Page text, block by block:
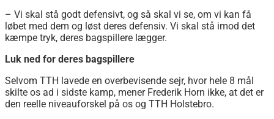
– Vi skal stå godt defensivt, og så skal vi se, om vi kan få
løbet med dem og løst deres defensiv. Vi skal stå imod det
kæmpe tryk, deres bagspillere lægger.
Luk ned for deres bagspillere
Selvom TTH lavede en overbevisende sejr, hvor hele 8 mål
skilte os ad i sidste kamp, mener Frederik Horn ikke, at det er
den reelle niveauforskel på os og TTH Holstebro.